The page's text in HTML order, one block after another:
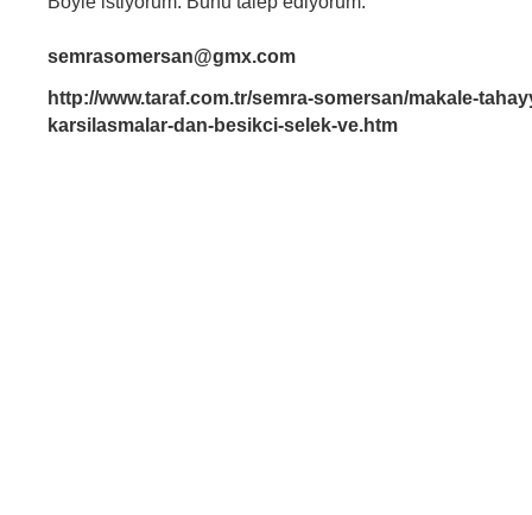
semrasomersan@gmx.com
http://www.taraf.com.tr/semra-somersan/makale-
karsilasmalar-dan-besikci-selek-ve.htm